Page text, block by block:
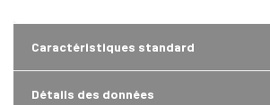
Caractéristiques standard
Détails des données